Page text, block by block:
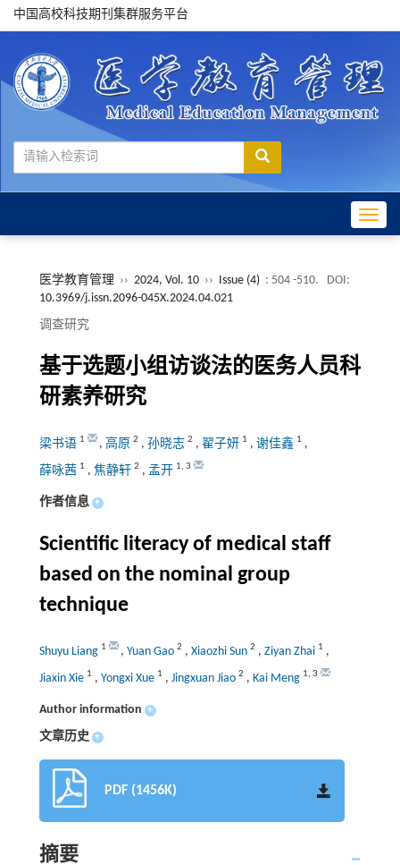
中国高校科技期刊集群服务平台
医学教育管理 ›› 2024, Vol. 10 ›› Issue (4) : 504 -510.
DOI:
10.3969/j.issn.2096-045X.2024.04.021
调查研究
基于选题小组访谈法的医务人员科
研素养研究
梁书语 1 , 高原 2 , 孙晓志 2 , 翟子妍 1 , 谢佳鑫 1 ,
薛咏茜 1 , 焦静轩 2 , 孟开 1, 3
作者信息 +
Scientific literacy of medical staff
based on the nominal group
technique
Shuyu Liang 1 , Yuan Gao 2 , Xiaozhi Sun 2 , Ziyan Zhai 1 ,
Jiaxin Xie 1 , Yongxi Xue 1 , Jingxuan Jiao 2 , Kai Meng 1, 3
Author information +
文章历史 +
PDF (1456K)
摘要